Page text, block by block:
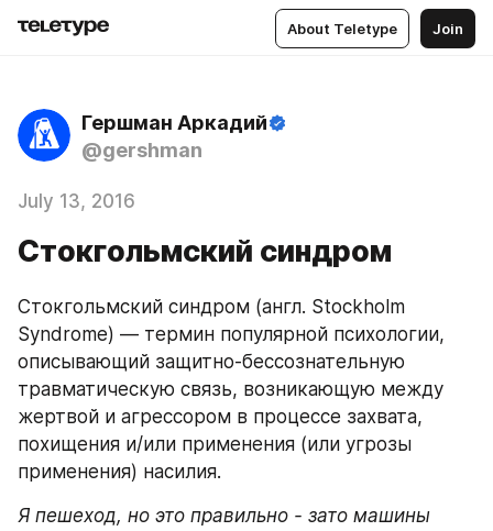
About Teletype Join
Гершман Аркадий
@gershman
July 13, 2016
Стокгольмский синдром
Стокгольмский синдром (англ. Stockholm
Syndrome) — термин популярной психологии,
описывающий защитно-бессознательную
травматическую связь, возникающую между
жертвой и агрессором в процессе захвата,
похищения и/или применения (или угрозы
применения) насилия.
Я пешеход, но это правильно - зато машины